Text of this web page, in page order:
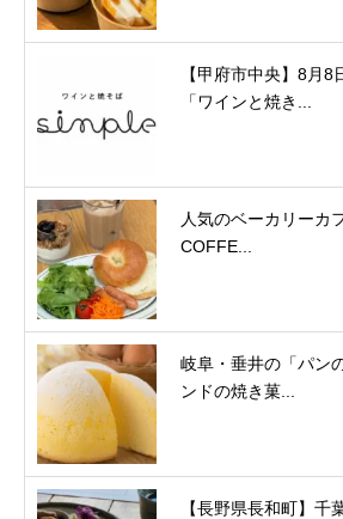
【甲府市中央】8月8
「ワインと焼き...
人気のベーカリーカ
COFFE...
岐阜・垂井の「パン
ンドの焼き菓...
【長野県長和町】千